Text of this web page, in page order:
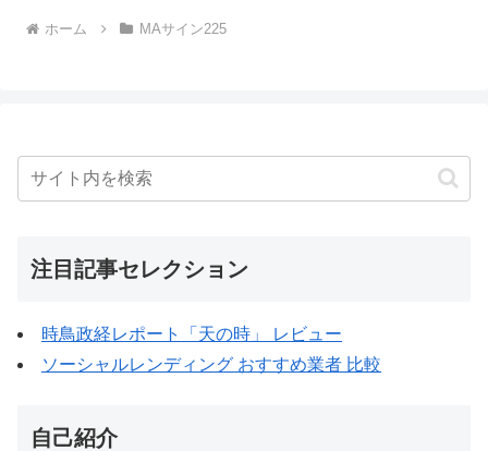
ホーム MAサイン225
注目記事セレクション
時鳥政経レポート「天の時」 レビュー
ソーシャルレンディング おすすめ業者 比較
自己紹介